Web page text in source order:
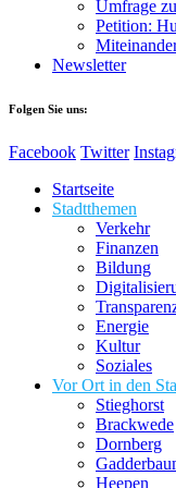
Umfrage
Petition:
Newsletter
Folgen Sie uns:
Facebook Twitter
Startseite
Stadtthemen
Verkehr
Finanzen
Bildung
Energie
Kultur
Soziales
Vor Ort in den
Stieghorst
Brackwede
Dornberg
Heepen